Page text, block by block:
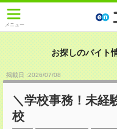
メニュー
お探しのバイト
掲載日 :2026/07/08
＼学校事務！未経
校